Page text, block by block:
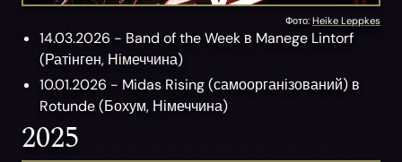
Фото: Heike Leppkes
14.03.2026 - Band of the Week в Manege Lintorf
(Ратінген, Німеччина)
10.01.2026 - Midas Rising(самоорганізований) в
Rotunde(Бохум, Німеччина)
2025